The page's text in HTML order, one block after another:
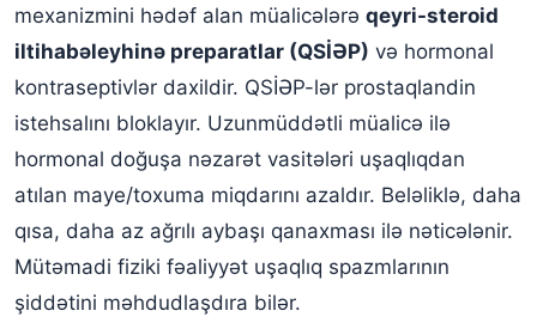
mexanizmini hədəf alan müalicələrə qeyri-steroid
iltihabəleyhinə preparatlar (QSİƏP) və hormonal
kontraseptivlər daxildir. QSİƏP-lər prostaqlandin
istehsalını bloklayır. Uzunmüddətli müalicə ilə
hormonal doğuşa nəzarət vasitələri uşaqlıqdan
atılan maye/toxuma miqdarını azaldır. Beləliklə, daha
qısa, daha az ağrılı aybaşı qanaxması ilə nəticələnir.
Mütəmadi fiziki fəaliyyət uşaqlıq spazmlarının
şiddətini məhdudlaşdıra bilər.